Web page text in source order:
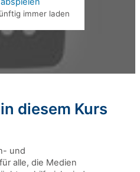
immer laden
diesem Kurs
und
alle, die Medien